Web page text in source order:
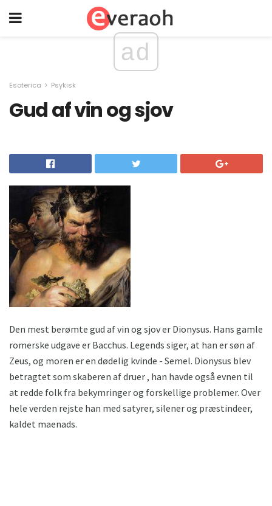
ad
Esoterica Psykisk
Gud af vin og sjov
Den mest berømte gud af vin og sjov er Dionysus. Hans gamle
romerske udgave er Bacchus. Legends siger, at han er søn af
Zeus, og moren er en dødelig kvinde - Semel. Dionysus blev
betragtet som skaberen af druer , han havde også evnen til
at redde folk fra bekymringer og forskellige problemer. Over
hele verden rejste han med satyrer, silener og præstindeer,
kaldet maenads.